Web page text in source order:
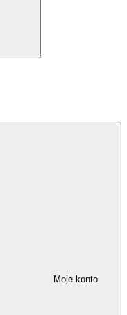
Moje konto